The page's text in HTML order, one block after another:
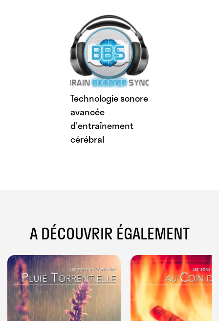
Technologie sonore
avancée
d'entraînement
cérébral
A DÉCOUVRIR ÉGALEMENT